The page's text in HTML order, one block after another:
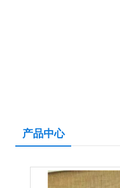
产品中心